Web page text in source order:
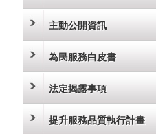
主動公開資訊
為民服務白皮書
法定揭露事項
提升服務品質執行計畫